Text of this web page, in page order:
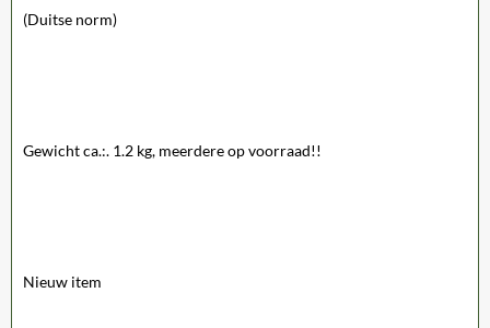
(Duitse norm)
Gewicht ca.:. 1.2 kg, meerdere op voorraad!!
Nieuw item